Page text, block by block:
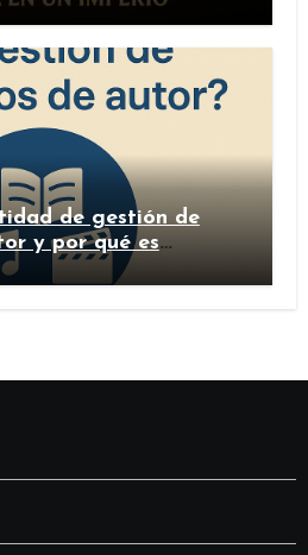
de gestión de
y por qué es